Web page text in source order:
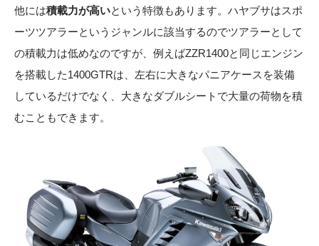
他には積載力が高いという特徴もあります。ハヤブサはスポ
ーツツアラーというジャンルに該当するのでツアラーとして
の積載力は低めなのですが、例えばZZR1400と同じエンジン
を搭載した1400GTRは、左右に大きなパニアケースを装備
しているだけでなく、大きなダブルシートで大量の荷物を積
むこともできます。